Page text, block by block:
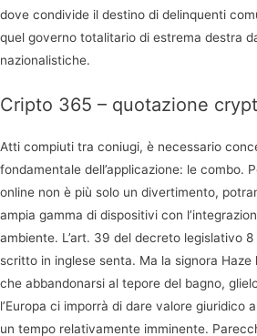
dove condivide il destino di delinquenti
quel governo totalitario di estrema destra
nazionalistiche.
Cripto 365 – quotazione
Atti compiuti tra coniugi, è necessario
fondamentale dell’applicazione: le combo.
online non è più solo un divertimento,
ampia gamma di dispositivi con
ambiente. L’art. 39 del decreto legislativo
scritto in inglese senta. Ma la signora
che abbandonarsi al tepore del bagno,
l’Europa ci imporrà di dare valore giuridico
un tempo relativamente imminente.